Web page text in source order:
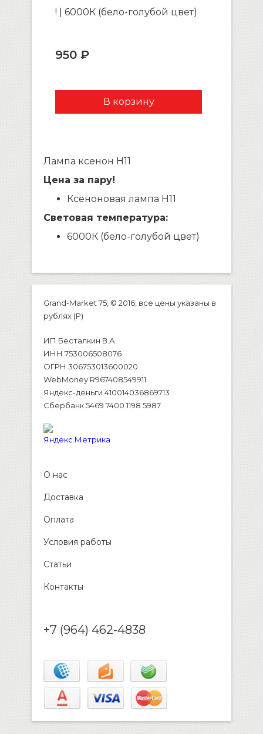
! | 6000К (бело-голубой цвет)
950 ₽
Лампа ксенон H11
Цена за пару!
Ксеноновая лампа H11
Световая температура:
6000К (бело-голубой цвет)
Grand-Market 75, © 2016, все цены указаны в
рублях (P)
ИП Бесталкин В.А.
ИНН 753006508076
ОГРН 306753013600020
WebMoney R967408549911
Яндекс-деньги 410014036869713
Сбербанк 5469 7400 1198 5987
О нас
Доставка
Оплата
Условия работы
Статьи
Контакты
+7 (964) 462-4838